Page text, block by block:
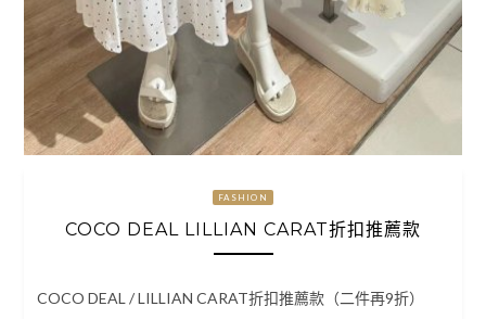
FASHION
COCO DEAL LILLIAN CARAT折扣推薦款
COCO DEAL / LILLIAN CARAT折扣推薦款（二件再9折）